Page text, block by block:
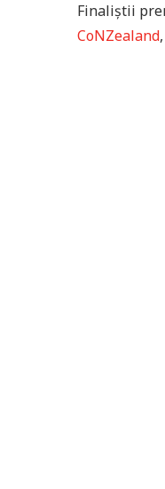
Finaliștii
CoNZealand